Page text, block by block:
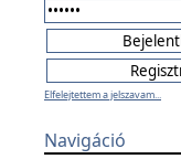
Elfelejtettem a jelszavam...
Navigáció